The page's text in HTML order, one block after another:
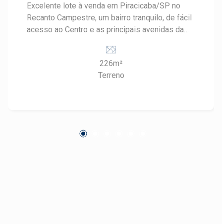
Excelente lote à venda em Piracicaba/SP no
Recanto Campestre, um bairro tranquilo, de fácil
acesso ao Centro e as principais avenidas da
Totalmente plano e Pronto para construir. Estuda
financiamento terreno e construção com uso de
FGTS. Estuda parcelamento. Agende sua visita
226m²
Terreno